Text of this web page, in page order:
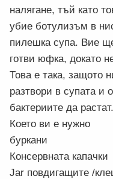
налягане, тъй като
убие ботулизъм в
пилешка супа. Вие
готви юфка, докато
Това е така, защото
разтвори в супата и
бактериите да растат.
Което ви е нужно
буркани
Консервната капачки
Jar повдигащите /